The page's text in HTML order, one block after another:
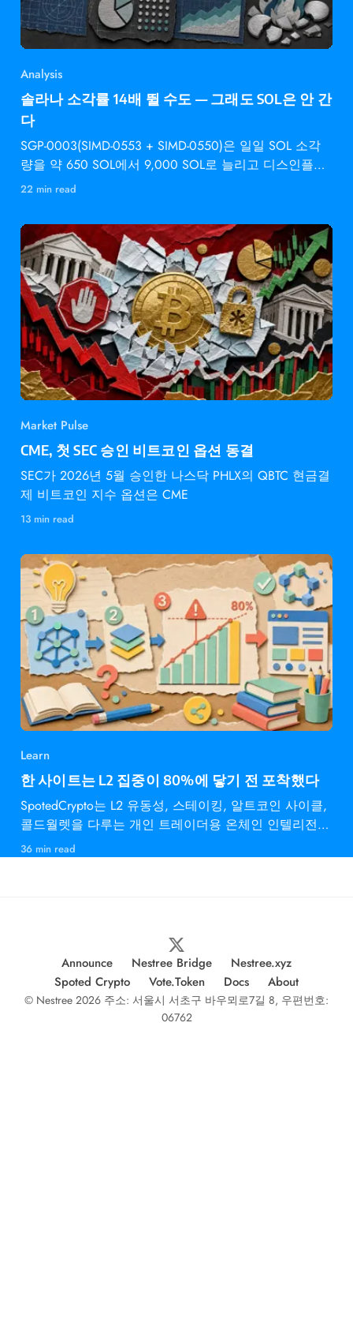
Analysis
솔라나 소각률 14배 뛸 수도 — 그래도 SOL은 안 간
다
SGP-0003(SIMD-0553 + SIMD-0550)은 일일 SOL 소각
량을 약 650 SOL에서 9,000 SOL로 늘리고 디스인플레
이션 속도를 2배로 높입니다 —
22 min read
Market Pulse
CME, 첫 SEC 승인 비트코인 옵션 동결
SEC가 2026년 5월 승인한 나스닥 PHLX의 QBTC 현금결
제 비트코인 지수 옵션은 CME
13 min read
Learn
한 사이트는 L2 집중이 80%에 닿기 전 포착했다
SpotedCrypto는 L2 유동성, 스테이킹, 알트코인 사이클,
콜드월렛을 다루는 개인 트레이더용 온체인 인텔리전스
다.
36 min read
Announce Nestree Bridge
Nestree.xyz
Spoted Crypto
Vote.Token Docs About
© Nestree 2026 주소: 서울시 서초구 바우뫼로7길 8, 우편번호:
06762